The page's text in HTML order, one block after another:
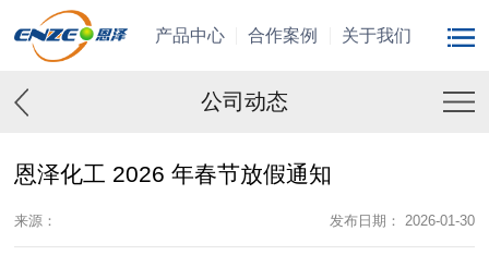
产品中心 合作案例 关于我们
公司动态
恩泽化工 2026 年春节放假通知
来源： 发布日期： 2026-01-30